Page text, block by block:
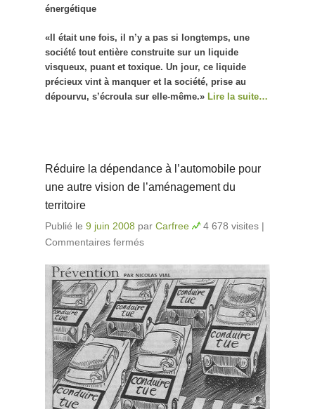
énergétique
«Il était une fois, il n’y a pas si longtemps, une
société tout entière construite sur un liquide
visqueux, puant et toxique. Un jour, ce liquide
précieux vint à manquer et la société, prise au
dépourvu, s’écroula sur elle-même.» Lire la suite…
Réduire la dépendance à l’automobile pour
une autre vision de l’aménagement du
territoire
Publié le 9 juin 2008 par Carfree 4 678 visites |
Commentaires fermés
vision de l’aménagement du
territoire